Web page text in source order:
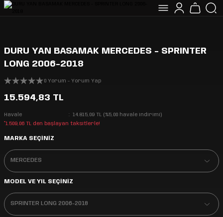
DURU YAN BASAMAK MERCEDES - SPRINTER
LONG 2006-2018
0 Yorum - Yorum Yap
15.594,83 TL
Havale
14.815,09 TL (%5,00 havale indirimi)
*1.509,06 TL den başlayan taksitlerle!
MARKA SEÇİNİZ
MODEL VE YIL SEÇİNİZ